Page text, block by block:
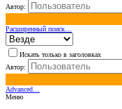
Автор:
Расширенный поиск…
Искать только в заголовках
Автор:
Advanced…
Меню